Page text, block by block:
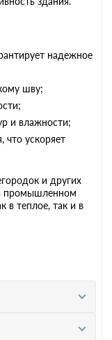
надежное
шву;
и влажности;
что ускоряет
и других
промышленном
в теплое, так и в